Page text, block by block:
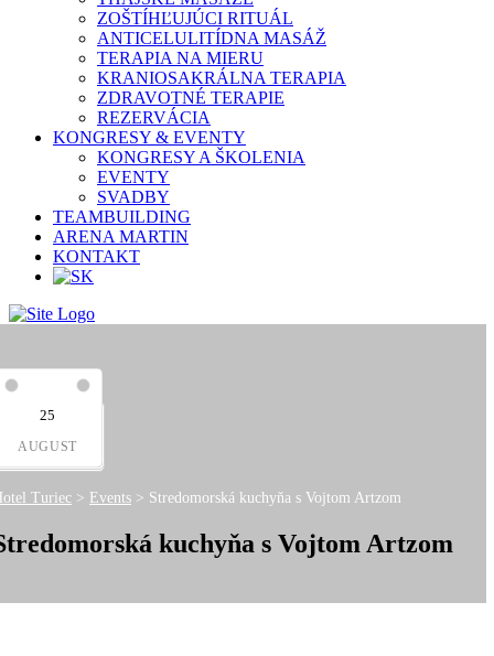
ZOŠTÍHĽUJÚCI RITUÁL
ANTICELULITÍDNA MASÁŽ
TERAPIA NA MIERU
KRANIOSAKRÁLNA TERAPIA
ZDRAVOTNÉ TERAPIE
REZERVÁCIA
KONGRESY & EVENTY
KONGRESY A ŠKOLENIA
EVENTY
SVADBY
TEAMBUILDING
ARENA MARTIN
KONTAKT
25
AUGUST
Turiec > Events > Stredomorská kuchyňa s Vojtom Artzom
kuchyňa s Vojtom Artzom